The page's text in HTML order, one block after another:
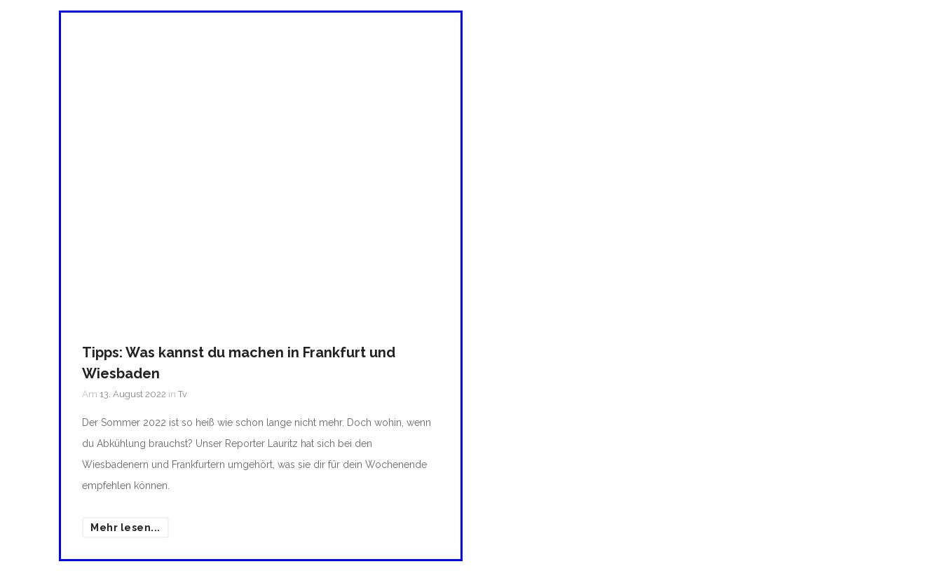
Tipps: Was kannst du machen in Frankfurt und
Wiesbaden
Am 13. August 2022 inTv
Der Sommer 2022 ist so heiß wie schon lange nicht mehr. Doch wohin, wenn
du Abkühlung brauchst? Unser Reporter Lauritz hat sich bei den
Wiesbadenern und Frankfurtern umgehört, was sie dir für dein Wochenende
empfehlen können.
Mehr lesen...